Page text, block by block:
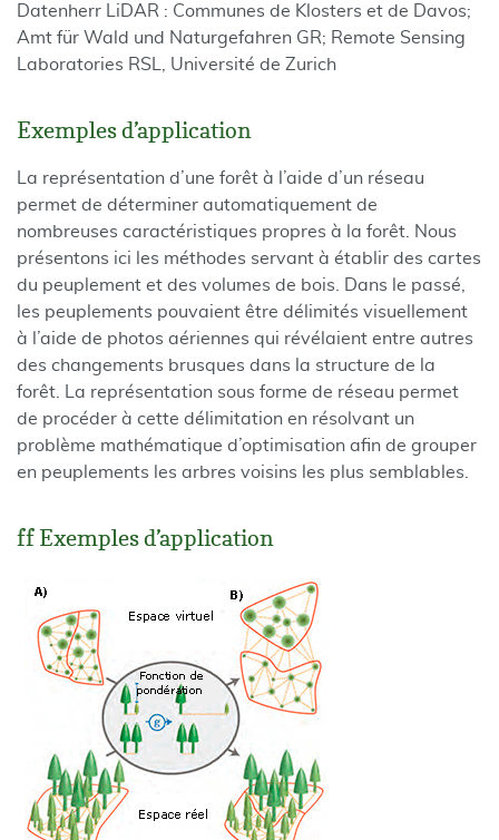
Datenherr LiDAR : Communes de Klosters et de Davos;
Amt für Wald und Naturgefahren GR; Remote Sensing
Laboratories RSL, Université de Zurich
Exemples d’application
La représentation d’une forêt à l’aide d’un réseau
permet de déterminer automatiquement de
nombreuses caractéristiques propres à la forêt. Nous
présentons ici les méthodes servant à établir des cartes
du peuplement et des volumes de bois. Dans le passé,
les peuplements pouvaient être délimités visuellement
à l’aide de photos aériennes qui révélaient entre autres
des changements brusques dans la structure de la
forêt. La représentation sous forme de réseau permet
de procéder à cette délimitation en résolvant un
problème mathématique d’optimisation afin de grouper
en peuplements les arbres voisins les plus semblables.
ff Exemples d’application